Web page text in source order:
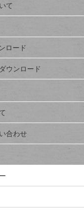
て
ロード
ウンロード
合わせ